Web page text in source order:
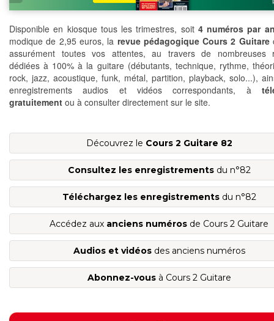
Disponible en kiosque tous les trimestres, soit 4 numéros par
modique de 2,95 euros, la revue pédagogique Cours 2 Guitare
assurément toutes vos attentes, au travers de nombreuses
dédiées à 100% à la guitare (débutants, technique, rythme,
rock, jazz, acoustique, funk, métal, partition, playback, solo...),
enregistrements audios et vidéos correspondants, à
gratuitement ou à consulter directement sur le site.
Découvrez le Cours 2 Guitare 82
Consultez les enregistrementsdu n°82
Téléchargez les enregistrementsdu n°82
Accédez aux anciens numéros de Cours 2 Guitare
Audios et vidéosdes anciens numéros
Abonnez-vousà Cours 2 Guitare